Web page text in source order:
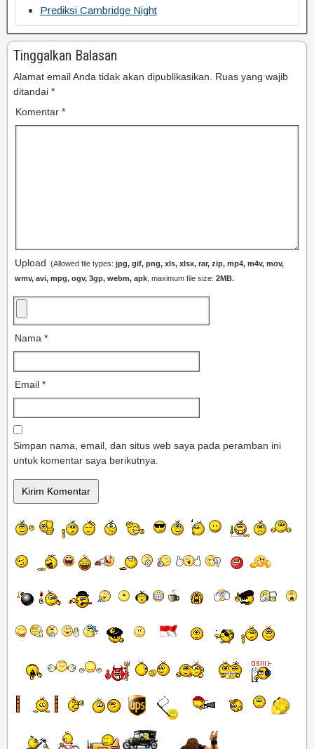
Prediksi Cambridge Night
Tinggalkan Balasan
Alamat email Anda tidak akan dipublikasikan.
Ruas yang wajib
ditandai *
Komentar *
Upload (Allowed file types: jpg, gif, png, xls, xlsx, rar, zip, mp4, m4v, mov,
wmv, avi, mpg, ogv, 3gp, webm, apk , maximum file size: 2MB.
Nama *
Email *
Simpan nama, email, dan situs web saya pada peramban ini
untuk komentar saya berikutnya.